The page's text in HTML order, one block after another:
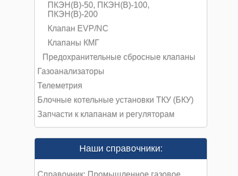
ПКЭН(В)-50, ПКЭН(В)-100,
ПКЭН(В)-200
Клапан EVP/NC
Клапаны КМГ
Предохранительные сбросные клапаны
Газоанализаторы
Телеметрия
Блочные котельные установки ТКУ (БКУ)
Запчасти к клапанам и регуляторам
Наши справочники:
Справочник: Промышленное газовое